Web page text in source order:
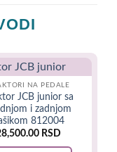
NA PEDALE
JCB junior sa
i zadnjom
812004
RSD